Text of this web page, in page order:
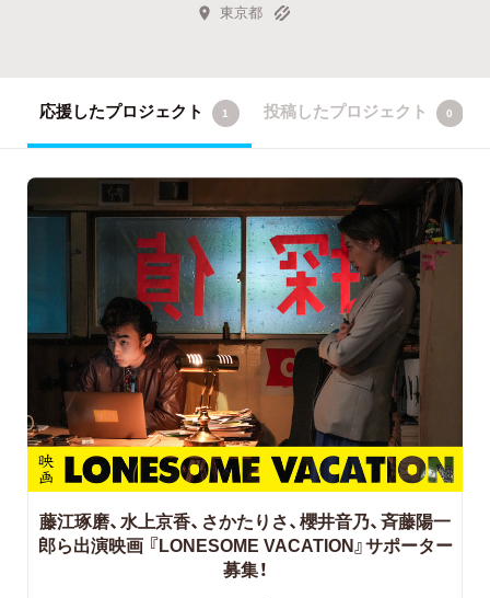
東京都
応援したプロジェクト 1 投稿したプロジェクト 0
藤江琢磨、水上京香、さかたりさ、櫻井音乃、斉藤陽一
郎ら出演映画『LONESOME VACATION』サポーター
募集！